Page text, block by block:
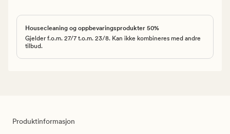
Housecleaning og oppbevaringsprodukter 50%
Gjelder f.o.m. 27/7 t.o.m. 23/8. Kan ikke kombineres med andre
tilbud.
Produktinformasjon